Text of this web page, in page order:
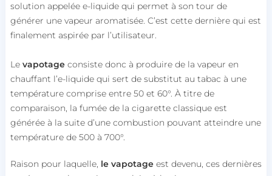
solution appelée e-liquide qui permet à son tour de
générer une vapeur aromatisée. C’est cette dernière qui est
finalement aspirée par l’utilisateur.
Le vapotageconsiste donc à produire de la vapeur en
chauffant l’e-liquide qui sert de substitut au tabac à une
température comprise entre 50 et 60°. À titre de
comparaison, la fumée de la cigarette classique est
générée à la suite d’une combustion pouvant atteindre une
température de 500 à 700°.
Raison pour laquelle, le vapotageest devenu, ces dernières